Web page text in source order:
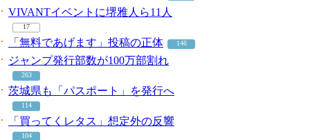
VIVANTイベントに堺雅人ら11人
17
「無料であげます」投稿の正体 146
ジャンプ発行部数が100万部割れ
263
茨城県も「パスポート」を発行へ
114
「買ってくレタス」想定外の反響
104